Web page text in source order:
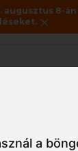
a
8-